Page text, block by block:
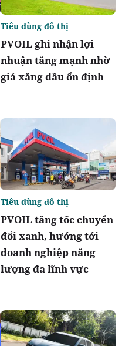
PVOIL ghi nhận lợi
nhuận tăng mạnh nhờ
giá xăng dầu ổn định
Tiêu dùng đô thị
PVOIL tăng tốc chuyển
đổi xanh, hướng tới
doanh nghiệp năng
lượng đa lĩnh vực
Tiêu dùng đô thị